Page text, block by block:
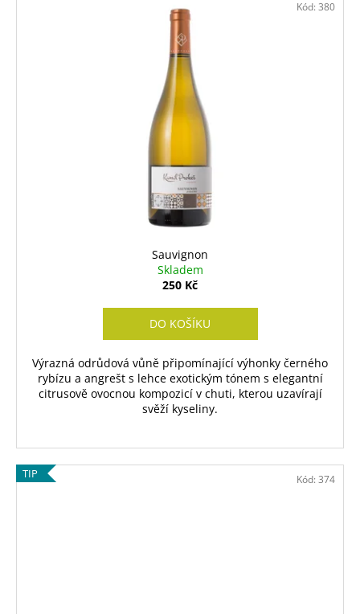
Sauvignon
Skladem
250 Kč
DO KOŠÍKU
Výrazná odrůdová vůně připomínající výhonky černého
rybízu a angrešt s lehce exotickým tónem s elegantní
citrusově ovocnou kompozicí v chuti, kterou uzavírají
svěží kyseliny.
Kód: 380
TIP Kód: 374